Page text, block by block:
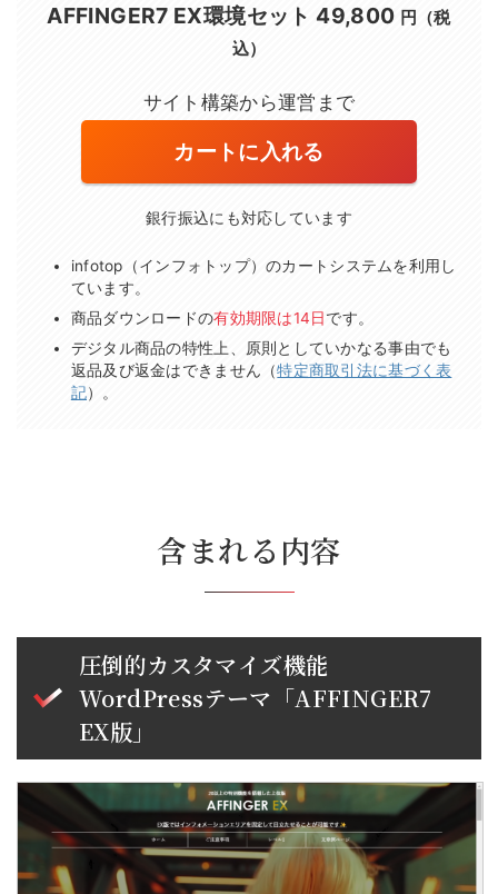
AFFINGER7 EX環境セット 49,800 円（税
込）
サイト構築から運営まで
カートに入れる
銀行振込にも対応しています
infotop（インフォトップ）のカートシステムを利用し
ています。
商品ダウンロードの有効期限は14日です。
デジタル商品の特性上、原則としていかなる事由でも
返品及び返金はできません（特定商取引法に基づく表
記）。
含まれる内容
圧倒的カスタマイズ機能
WordPressテーマ「AFFINGER7
EX版」